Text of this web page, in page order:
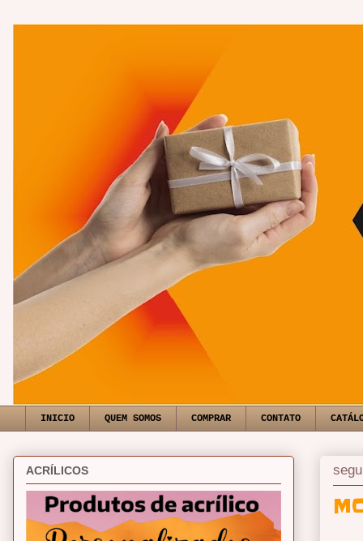
INICIO QUEM SOMOS COMPRAR CONTATO
ACRÍLICOS